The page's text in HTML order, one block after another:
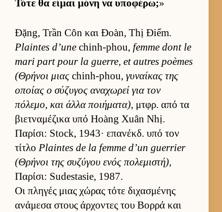
Τότε θα εί­μαι μόνη να υποφέρω;»
Đặng, Trần Côn και Đoàn, Thị Điểm.
Plaintes d’une chinh-phou, femme dont le
mari part pour la guerre, et autres poèmes
(Θρήνοι μιας chinh-phou, γυναί­κας της
οποίας ο σύζυγος αναχωρεί για τον
πόλεμο, και άλλα ποι­ήματα), μτ­φρ. από τα
βιετ­ναμέζικα υπό Hoàng Xuân Nhị.
Παρίσι: Stock, 1943· επανέκδ. υπό τον
τίτλο Plaintes de la femme d’un guerrier
(Θρήνοι της συζύγου ενός πολεμιστή),
Παρίσι: Sudestasie, 1987.
Οι πληγές μιας χώρας τότε διχασμένης
ανάμεσα στους άρ­χοντες του Βορρά και